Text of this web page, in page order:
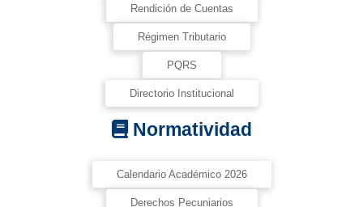
Rendición de Cuentas
Régimen Tributario
PQRS
Directorio Institucional
Normatividad
Calendario Académico 2026
Derechos Pecuniarios